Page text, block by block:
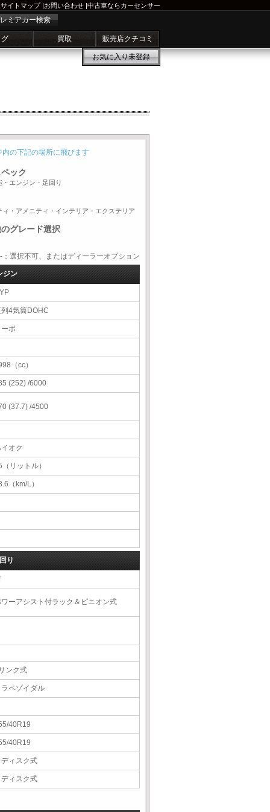
サイトマップ|お問い合わせ |中古車ならカーセンサー
ミアカー検索
買取 販売店クチコミ
お気に入り未登録
内の下記の場所に飛びます
ック
・エンジン・足回り
ィ・アメニティ・インテリア・エクステリア
グレード選択
択不可、またはディーラーオプション
ジン
4気筒DOHC
ボ
（cc）
(252) /6000
(37.7) /4500
オク
（リットル）
（km/L）
り
ーアシスト付ラック＆ピニオン式
ンク式
ペゾイダル
40R19
40R19
ィスク式
ィスク式